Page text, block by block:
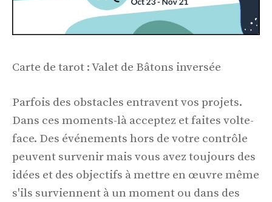
Carte de tarot : Valet de Bâtons inversée
Parfois des obstacles entravent vos projets.
Dans ces moments-là acceptez et faites volte-
face. Des événements hors de votre contrôle
peuvent survenir mais vous avez toujours des
idées et des objectifs à mettre en œuvre même
s'ils surviennent à un moment ou dans des